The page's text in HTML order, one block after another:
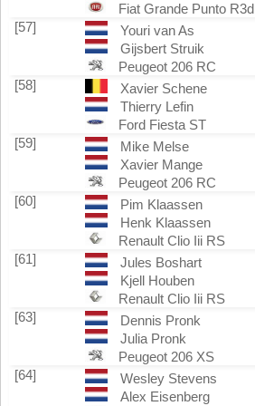
Fiat Grande Punto R3d
[57]
Youri van As
Gijsbert Struik
Peugeot 206 RC
[58]
Xavier Schene
Thierry Lefin
Ford Fiesta ST
[59]
Mike Melse
Xavier Mange
Peugeot 206 RC
[60]
Pim Klaassen
Henk Klaassen
Renault Clio Iii RS
[61]
Jules Boshart
Kjell Houben
Renault Clio Iii RS
[63]
Dennis Pronk
Julia Pronk
Peugeot 206 XS
[64]
Wesley Stevens
Alex Eisenberg